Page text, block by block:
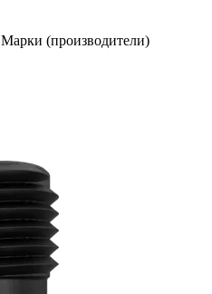
Марки (производители)